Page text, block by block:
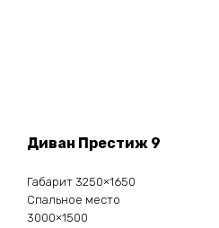
Диван Престиж 9
Габарит 3250×1650
Спальное место
3000×1500